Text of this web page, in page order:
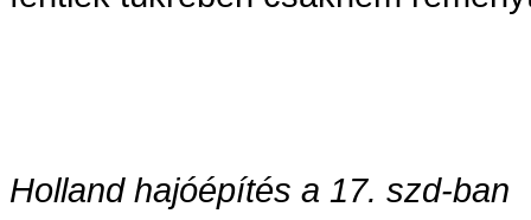
Holland hajóépítés a 17. szd-ban